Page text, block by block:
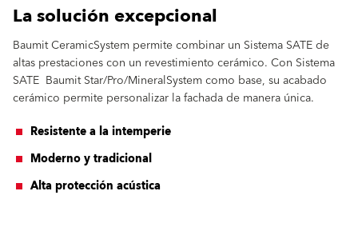
La solución excepcional
Baumit CeramicSystem permite combinar un Sistema SATE de
altas prestaciones con un revestimiento cerámico. Con Sistema
SATE Baumit Star/Pro/MineralSystem como base, su acabado
cerámico permite personalizar la fachada de manera única.
Resistente a la intemperie
Moderno y tradicional
Alta protección acústica